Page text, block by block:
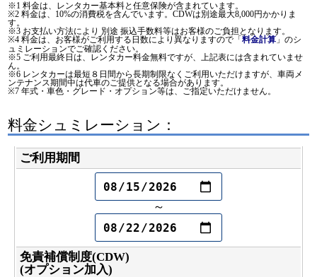
※1 料金は、レンタカー基本料と任意保険が含まれています。
※2 料金は、10%の消費税を含んでいます。CDWは別途最大8,000円かかりま
す。
※3 お支払い方法により 別途 振込手数料等はお客様のご負担となります。
※4 料金は、お客様がご利用する日数により異なりますので「料金計算 」のシ
ュミレーションでご確認ください。
※5 ご利用最終日は、レンタカー料金無料ですが、上記表には含まれていませ
ん。
※6 レンタカーは最短８日間から長期制限なくご利用いただけますが、車両メ
ンテナンス期間中は代車のご提供となる場合があります。
※7 年式・車色・グレード・オプション等は、ご指定いただけません。
料金シュミレーション：
ご利用期間
～
免責補償制度(CDW)
(オプション加入)